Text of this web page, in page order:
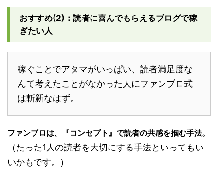
おすすめ(2)：読者に喜んでもらえるブログで稼
ぎたい人
稼ぐことでアタマがいっぱい、読者満足度な
んて考えたことがなかった人にファンブロ式
は斬新なはず。
ファンブロは、『コンセプト』で読者の共感を掴む手法。
（たった1人の読者を大切にする手法といってもい
いかもです。）